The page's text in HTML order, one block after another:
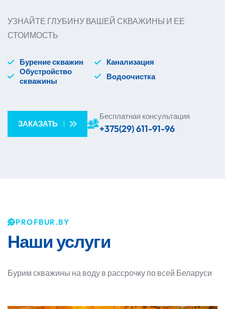
УЗНАЙТЕ ГЛУБИНУ ВАШЕЙ СКВАЖИНЫ И ЕЕ
СТОИМОСТЬ
Бурение скважин
Канализация
Обустройство
скважины
Водоочистка
ЗАКАЗАТЬ
Бесплатная консультация
+375(29) 611-91-96
PROFBUR.BY
Нашиуслуги
Бурим скважины на воду в рассрочку по всей Беларуси